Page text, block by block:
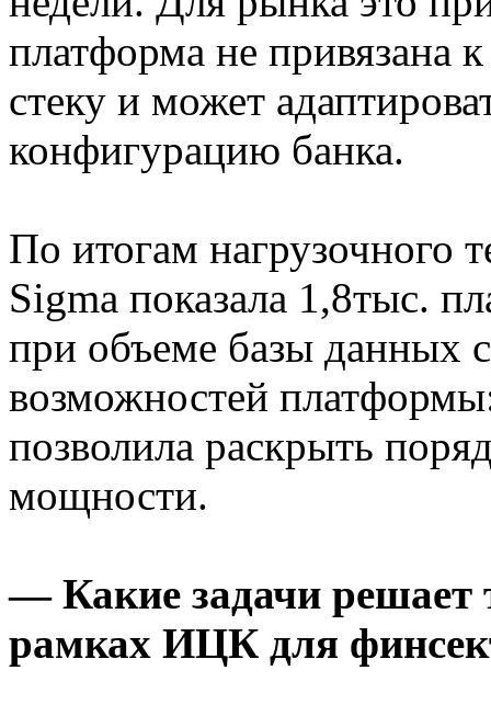
платформа не привязана
стеку и может
конфигурацию банка.
По итогам нагрузочного
Sigma показала 1,8тыс.
при объеме базы данных
возможностей
позволила раскрыть
мощности.
— Какие задачи решает
рамках ИЦК для